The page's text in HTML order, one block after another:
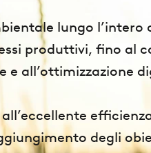
lungo l’intero
produttivi, fino al
all’ottimizzazione
degli